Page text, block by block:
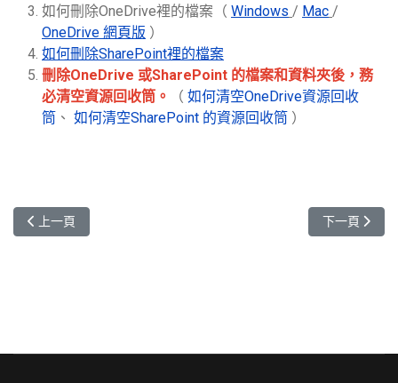
如何刪除OneDrive裡的檔案（ Windows / Mac /
OneDrive 網頁版 ）
如何刪除SharePoint裡的檔案
刪除OneDrive 或SharePoint 的檔案和資料夾後，務
必清空資源回收筒。
（ 如何清空OneDrive資源回收
筒 、 如何清空SharePoint 的資源回收筒 ）
上一篇文章: 【函轉】請貴校(院)持續宣導教師以ODF為預設存檔
上一頁 下一篇文章:
下一頁